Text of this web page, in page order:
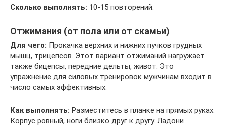
Сколько выполнять: 10-15 повторений.
Отжимания (от пола или от скамьи)
Для чего: Прокачка верхних и нижних пучков грудных
мышц, трицепсов. Этот вариант отжиманий нагружает
также бицепсы, передние дельты, живот. Это
упражнение для силовых тренировок мужчинам входит в
число самых эффективных.
Как выполнять: Разместитесь в планке на прямых руках.
Корпус ровный, ноги близко друг к другу. Ладони